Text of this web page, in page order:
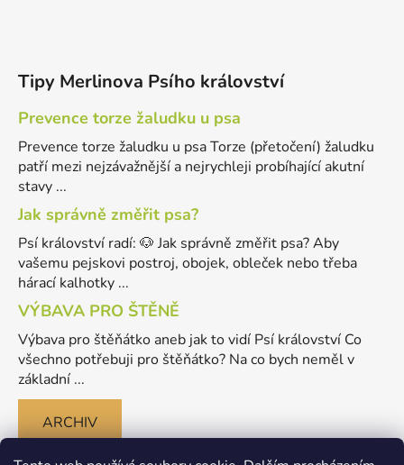
Tipy Merlinova Psího království
Prevence torze žaludku u psa
Prevence torze žaludku u psa Torze (přetočení) žaludku
patří mezi nejzávažnější a nejrychleji probíhající akutní
stavy ...
Jak správně změřit psa?
Psí království radí: 🐶 Jak správně změřit psa? Aby
vašemu pejskovi postroj, obojek, obleček nebo třeba
hárací kalhotky ...
VÝBAVA PRO ŠTĚNĚ
Výbava pro štěňátko aneb jak to vidí Psí království Co
všechno potřebuji pro štěňátko? Na co bych neměl v
základní ...
ARCHIV